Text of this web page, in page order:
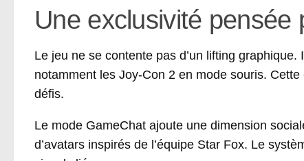
Une exclusivité
Le jeu ne se contente pas d’un lifting
notamment les Joy-Con 2 en mode souris.
défis.
Le mode GameChat ajoute une dimension
d’avatars inspirés de l’équipe Star Fox. Le